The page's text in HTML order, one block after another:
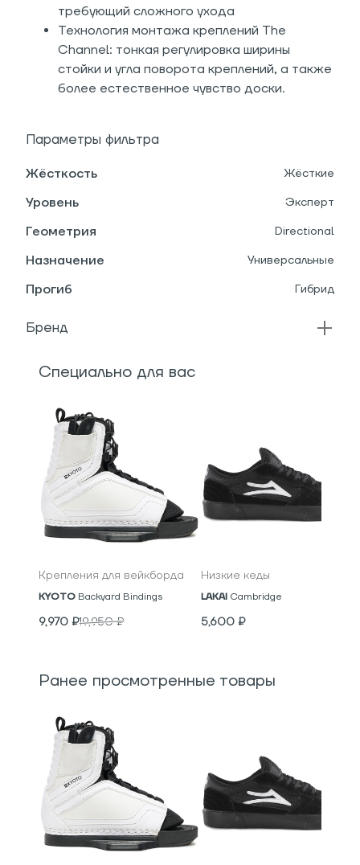
требующий сложного ухода
Технология монтажа креплений The
Channel: тонкая регулировка ширины
стойки и угла поворота креплений, а также
более естественное чувство доски.
Параметры фильтра
Жёсткость Жёсткие
Уровень Эксперт
Геометрия Directional
Назначение Универсальные
Прогиб Гибрид
Бренд
Специально для вас
Крепления для вейкборда
KYOTO Backyard Bindings
9,970 ₽19,950₽
Низкие кеды
LAKAI Cambridge
5,600 ₽
Ранее просмотренные товары